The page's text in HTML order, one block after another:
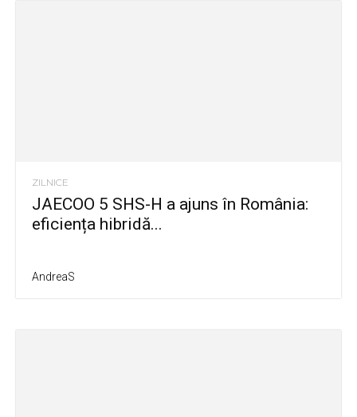
ZILNICE
JAECOO 5 SHS-H a ajuns în România:
eficiența hibridă...
AndreaS